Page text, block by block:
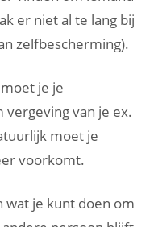
er niet al te lang bij
zelfbescherming).
je je
van je ex.
moet je
voorkomt.
wat je kunt doen om